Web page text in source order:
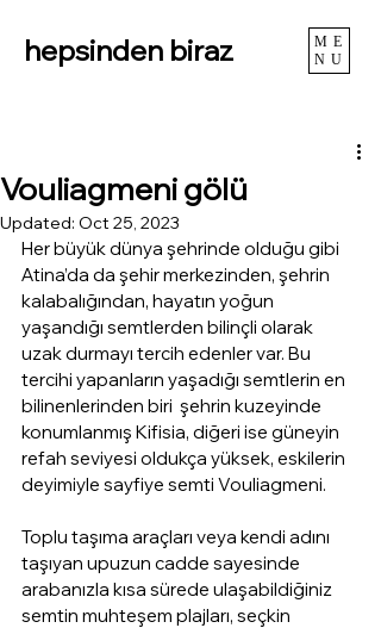
hepsinden biraz
ME
NU
Vouliagmeni gölü
Updated: Oct 25, 2023
Her büyük dünya şehrinde olduğu gibi
Atina’da da şehir merkezinden, şehrin
kalabalığından, hayatın yoğun
yaşandığı semtlerden bilinçli olarak
uzak durmayı tercih edenler var. Bu
tercihi yapanların yaşadığı semtlerin en
bilinenlerinden biri  şehrin kuzeyinde
konumlanmış Kifisia, diğeri ise güneyin
refah seviyesi oldukça yüksek, eskilerin
deyimiyle sayfiye semti Vouliagmeni.
Toplu taşıma araçları veya kendi adını
taşıyan upuzun cadde sayesinde
arabanızla kısa sürede ulaşabildiğiniz
semtin muhteşem plajları, seçkin